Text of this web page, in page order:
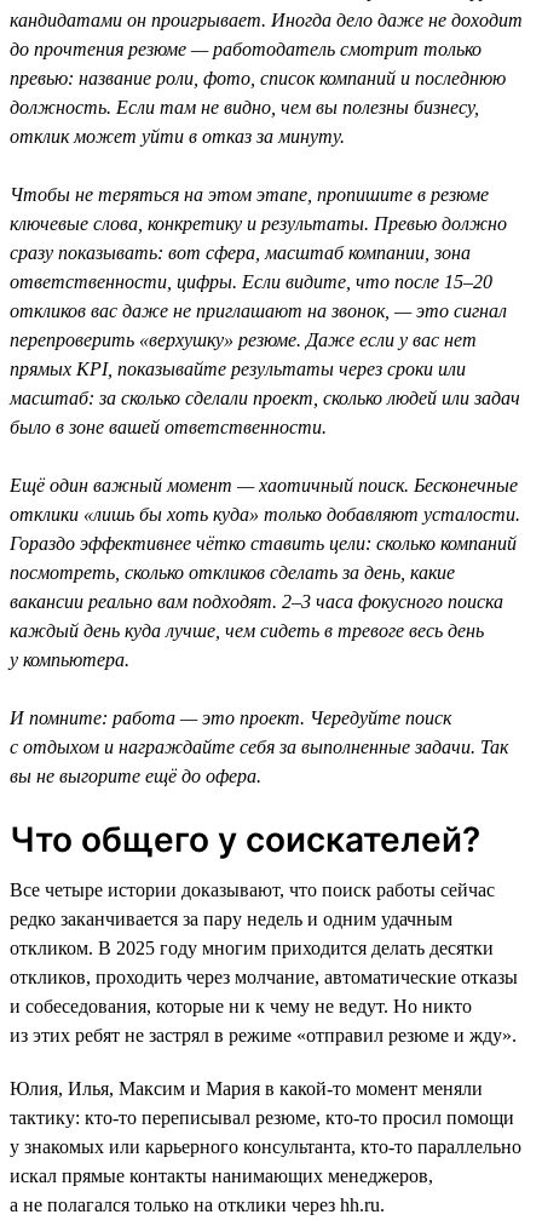
кандидатами он проигрывает. Иногда дело даже не доходит
до прочтения резюме — работодатель смотрит только
превью: название роли, фото, список компаний и последнюю
должность. Если там не видно, чем вы полезны бизнесу,
отклик может уйти в отказ за минуту.
Чтобы не теряться на этом этапе, пропишите в резюме
ключевые слова, конкретику и результаты. Превью должно
сразу показывать: вот сфера, масштаб компании, зона
ответственности, цифры. Если видите, что после 15–20
откликов вас даже не приглашают на звонок, — это сигнал
перепроверить «верхушку» резюме. Даже если у вас нет
прямых KPI, показывайте результаты через сроки или
масштаб: за сколько сделали проект, сколько людей или задач
было в зоне вашей ответственности.
Ещё один важный момент — хаотичный поиск. Бесконечные
отклики «лишь бы хоть куда» только добавляют усталости.
Гораздо эффективнее чётко ставить цели: сколько компаний
посмотреть, сколько откликов сделать за день, какие
вакансии реально вам подходят. 2–3 часа фокусного поиска
каждый день куда лучше, чем сидеть в тревоге весь день
у компьютера.
И помните: работа — это проект. Чередуйте поиск
с отдыхом и награждайте себя за выполненные задачи. Так
вы не выгорите ещё до офера.
Что общего у соискателей?
Все четыре истории доказывают, что поиск работы сейчас
редко заканчивается за пару недель и одним удачным
откликом. В 2025 году многим приходится делать десятки
откликов, проходить через молчание, автоматические отказы
и собеседования, которые ни к чему не ведут. Но никто
из этих ребят не застрял в режиме «отправил резюме и жду».
Юлия, Илья, Максим и Мария в какой-то момент меняли
тактику: кто-то переписывал резюме, кто-то просил помощи
у знакомых или карьерного консультанта, кто-то параллельно
искал прямые контакты нанимающих менеджеров,
а не полагался только на отклики через hh.ru.